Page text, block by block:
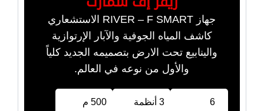
جهاز RIVER – F SMART الاستشعاري
كاشف المياه الجوفية والآبار الإرتوازية
والينابيع تحت الارض بتصميمه الجديد كلياً
والأول من نوعه في العالم.
6
3 أنظمة
500 م